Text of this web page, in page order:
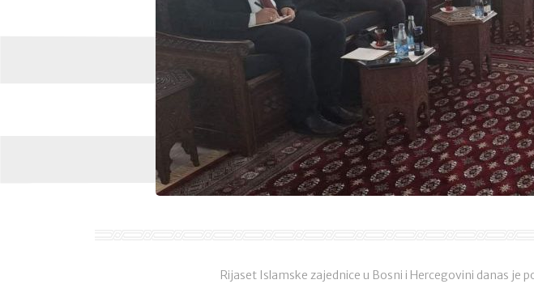
Rijaset Islamske zajednice u Bosni i Hercegovini danas je